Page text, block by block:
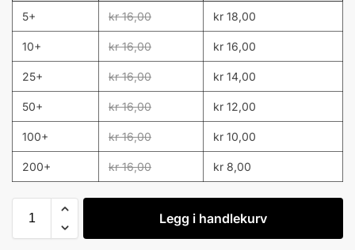
5+ kr16,00 kr 18,00
10+ kr16,00 kr 16,00
25+ kr16,00 kr 14,00
50+ kr16,00 kr 12,00
100+ kr16,00 kr 10,00
200+ kr16,00 kr 8,00
Legg i handlekurv